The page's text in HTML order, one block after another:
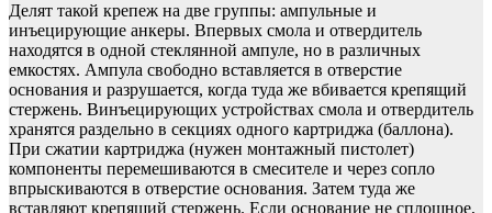
Делят такой крепеж на две группы: ампульные и
инъецирующие анкеры. Впервых смола и отвердитель
находятся в одной стеклянной ампуле, но в различных
емкостях. Ампула свободно вставляется в отверстие
основания и разрушается, когда туда же вбивается крепящий
стержень. Винъецирующих устройствах смола и отвердитель
хранятся раздельно в секциях одного картриджа (баллона).
При сжатии картриджа (нужен монтажный пистолет)
компоненты перемешиваются в смесителе и через сопло
впрыскиваются в отверстие основания. Затем туда же
вставляют крепящий стержень. Если основание не сплошное,